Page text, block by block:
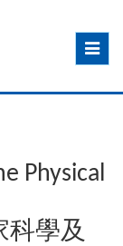
Toggle
Physical
科學及